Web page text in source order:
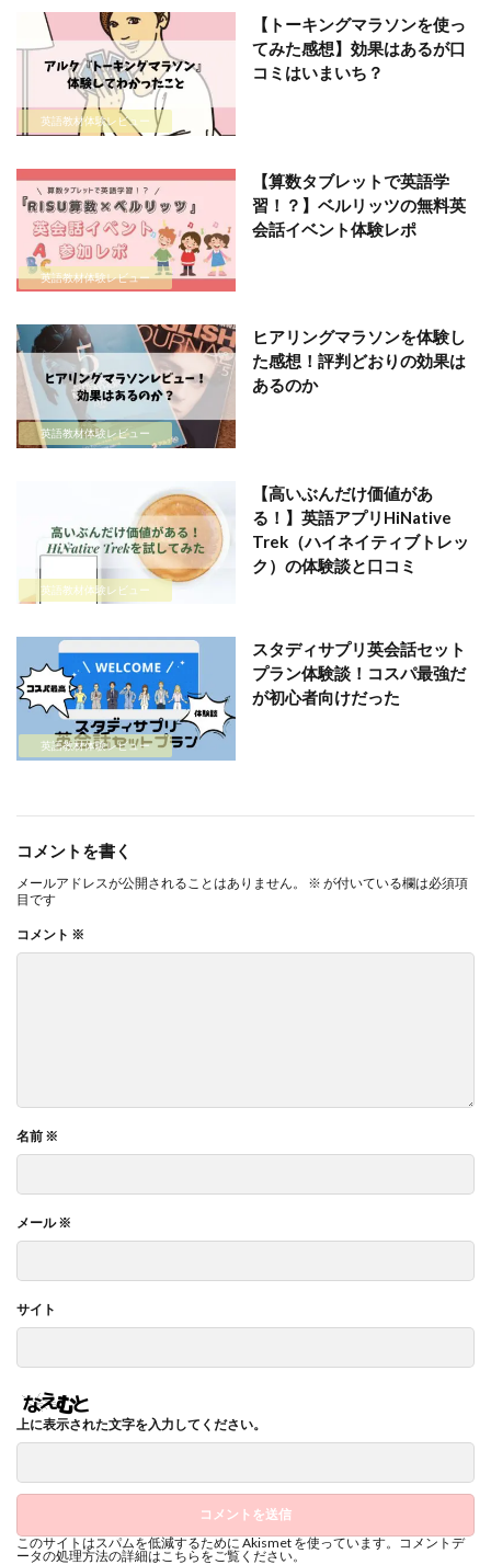
英語教材体験レビュー
【トーキングマラソンを使っ
てみた感想】効果はあるが口
コミはいまいち？
英語教材体験レビュー
【算数タブレットで英語学
習！？】ベルリッツの無料英
会話イベント体験レポ
英語教材体験レビュー
ヒアリングマラソンを体験し
た感想！評判どおりの効果は
あるのか
英語教材体験レビュー
【高いぶんだけ価値があ
る！】英語アプリHiNative
Trek（ハイネイティブトレッ
ク）の体験談と口コミ
英語教材体験レビュー
スタディサプリ英会話セット
プラン体験談！コスパ最強だ
が初心者向けだった
コメントを書く
メールアドレスが公開されることはありません。 ※ が付いている欄は必須項
目です
コメント ※
名前 ※
メール※
サイト
上に表示された文字を入力してください。
このサイトはスパムを低減するために Akismet を使っています。コメントデ
ータの処理方法の詳細はこちらをご覧ください。